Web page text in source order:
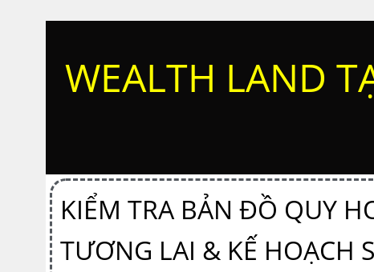
WEALTH LAND
KIỂM TRA BẢN ĐỒ QUY
TƯƠNG LAI & KẾ HOẠCH